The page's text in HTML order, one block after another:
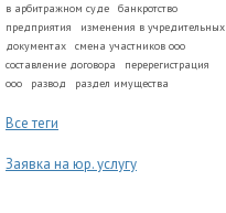
в арбитражном суде
банкротство
предприятия
изменения в учредительных
документах
смена участников ооо
составление договора
перерегистрация
ооо
развод раздел имущества
Все теги
Заявка на юр. услугу